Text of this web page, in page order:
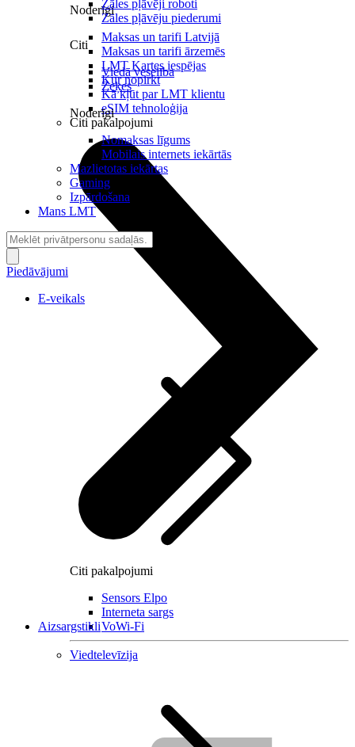
Noderīgi
Maksas un tarifi Latvijā
Maksas un tarifi ārzemēs
LMT Kartes iespējas
Kur nopirkt
Kā kļūt par LMT klientu
eSIM tehnoloģija
Citi pakalpojumi
Citi pakalpojumi
Sensors Elpo
Interneta sargs
VoWi-Fi
Viedtelevīzija
Zāles pļāvēji roboti
Zāles pļāvēju piederumi
Citi
Viedā veselība
Zeķes
Noderīgi
Nomaksas līgums
Mobilais internets iekārtās
Mazlietotas iekārtas
Gaming
Izpārdošana
Mans LMT
Piedāvājumi
E-veikals
Aizsargstikli